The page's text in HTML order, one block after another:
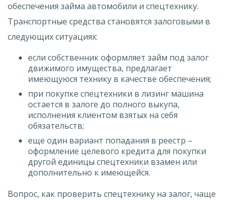
обеспечения займа автомобили и спецтехнику.
Транспортные средства становятся залоговыми в
следующих ситуациях:
если собственник оформляет займ под залог
движимого имущества, предлагает
имеющуюся технику в качестве обеспечения;
при покупке спецтехники в лизинг машина
остается в залоге до полного выкупа,
исполнения клиентом взятых на себя
обязательств;
еще один вариант попадания в реестр –
оформление целевого кредита для покупки
другой единицы спецтехники взамен или
дополнительно к имеющейся.
Вопрос, как проверить спецтехнику на залог, чаще